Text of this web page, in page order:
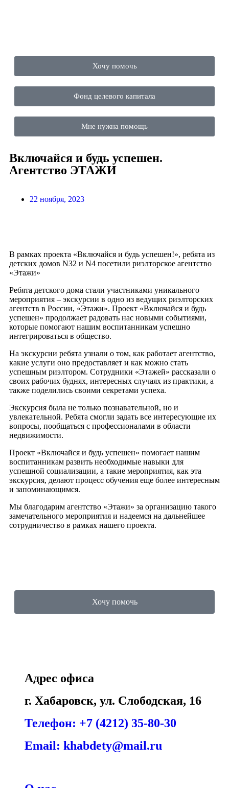
Хочу помочь
Фонд целевого капитала
Мне нужна помощь
Включайся и будь успешен.
Агентство ЭТАЖИ
22 ноября, 2023
В рамках проекта «Включайся и будь успешен!», ребята из
детских домов N32 и N4 посетили риэлторское агентство
«Этажи»
Ребята детского дома стали участниками уникального
мероприятия – экскурсии в одно из ведущих риэлторских
агентств в России, «Этажи». Проект «Включайся и будь
успешен» продолжает радовать нас новыми событиями,
которые помогают нашим воспитанникам успешно
интегрироваться в общество.
На экскурсии ребята узнали о том, как работает агентство,
какие услуги оно предоставляет и как можно стать
успешным риэлтором. Сотрудники «Этажей» рассказали о
своих рабочих буднях, интересных случаях из практики, а
также поделились своими секретами успеха.
Экскурсия была не только познавательной, но и
увлекательной. Ребята смогли задать все интересующие их
вопросы, пообщаться с профессионалами в области
недвижимости.
Проект «Включайся и будь успешен» помогает нашим
воспитанникам развить необходимые навыки для
успешной социализации, а такие мероприятия, как эта
экскурсия, делают процесс обучения еще более интересным
и запоминающимся.
Мы благодарим агентство «Этажи» за организацию такого
замечательного мероприятия и надеемся на дальнейшее
сотрудничество в рамках нашего проекта.
Хочу помочь
Адрес офиса
г. Хабаровск, ул. Слободская, 16
Телефон: +7 (4212) 35-80-30
Email: khabdety@mail.ru